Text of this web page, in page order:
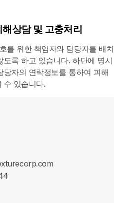
상담 및 고충처리
를 위한 책임자와 담당자를 배치
록 하고 있습니다. 하단에 명시
자의 연락정보를 통하여 피해
수 있습니다.